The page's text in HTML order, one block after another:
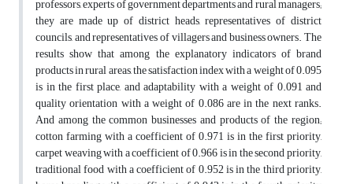
professors, experts of government departments and rural managers;
they are made up of district heads, representatives of district
councils, and representatives of villagers and business owners. The
results show that among the explanatory indicators of brand
products in rural areas, the satisfaction index with a weight of 0.095
is in the first place, and adaptability with a weight of 0.091 and
quality orientation with a weight of 0.086 are in the next ranks.
And among the common businesses and products of the region;
cotton farming with a coefficient of 0.971 is in the first priority,
carpet weaving with a coefficient of 0.966 is in the second priority,
traditional food with a coefficient of 0.952 is in the third priority,